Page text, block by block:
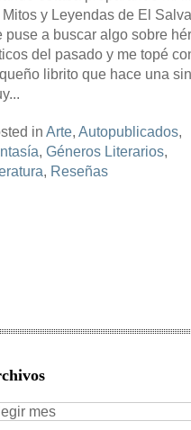
Mitos y Leyendas de El
puse a buscar algo sobre
del pasado y me topé
librito que hace una
in Arte, Autopublicados,
, Géneros Literarios,
, Reseñas